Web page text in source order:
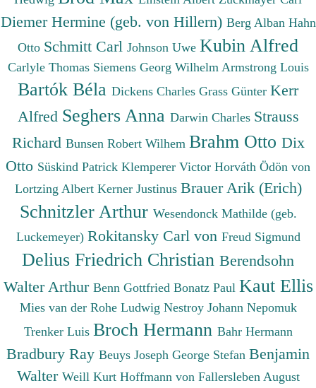
Diemer Hermine (geb. von Hillern) Berg Alban Hahn
Otto Schmitt Carl Johnson Uwe Kubin Alfred
Carlyle Thomas Siemens Georg Wilhelm Armstrong Louis
Bartók Béla Dickens Charles Grass Günter Kerr
Alfred Seghers Anna Darwin Charles Strauss
Richard Bunsen Robert Wilhem Brahm Otto Dix
Otto Süskind Patrick Klemperer Victor Horváth Ödön von
Lortzing Albert Kerner Justinus Brauer Arik (Erich)
Schnitzler Arthur Wesendonck Mathilde (geb.
Luckemeyer) Rokitansky Carl von Freud Sigmund
Delius Friedrich Christian Berendsohn
Walter Arthur Benn Gottfried Bonatz Paul Kaut Ellis
Mies van der Rohe Ludwig Nestroy Johann Nepomuk
Trenker Luis Broch Hermann Bahr Hermann
Bradbury Ray Beuys Joseph George Stefan Benjamin
Walter Weill Kurt Hoffmann von Fallersleben August